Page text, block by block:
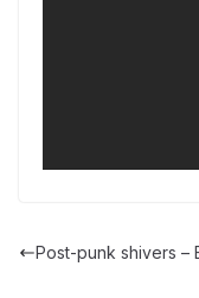
Post-punk shivers –